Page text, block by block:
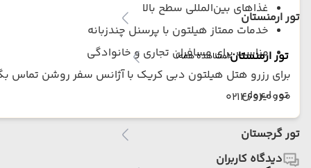
تور ارمنستان
تور ارمنستان(مشاهده همه)
تور ایروان
تور گرجستان
غذاهای بین‌المللی سطح بالا
خدمات ممتاز هیلتون با پرسنل چندزبانه
مناسب برای مسافران تجاری و خانوادگی
برای رزرو هتل هیلتون دبی کریک با آژانس سفر روشن تماس
02146040000
دیدگاه کاربران